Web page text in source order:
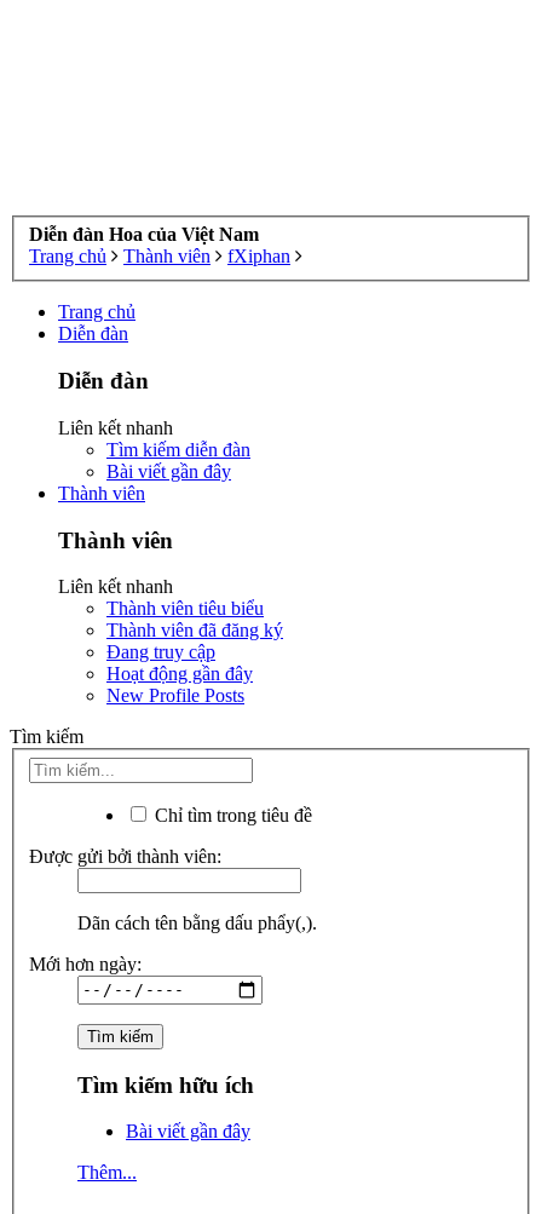
Diễn đàn Hoa của Việt Nam
Trang chủ
Thành viên fXiphan
Trang chủ
Diễn đàn
Diễn đàn
Liên kết nhanh
Tìm kiếm diễn đàn
Bài viết gần đây
Thành viên
Thành viên
Liên kết nhanh
Thành viên tiêu biểu
Thành viên đã đăng ký
Đang truy cập
Hoạt động gần đây
New Profile Posts
Tìm kiếm
Chỉ tìm trong tiêu đề
Được gửi bởi thành viên:
Dãn cách tên bằng dấu phẩy(,).
Mới hơn ngày:
Tìm kiếm hữu ích
Bài viết gần đây
Thêm...